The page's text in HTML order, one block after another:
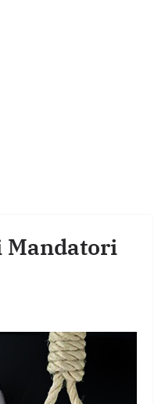
Mandatori